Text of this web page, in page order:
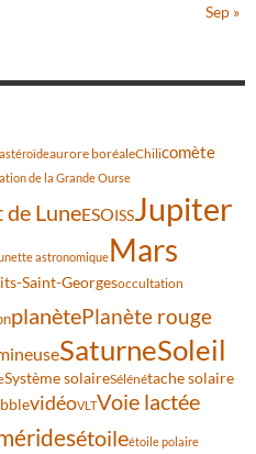
Sep »
astéroïdeaurore boréaleChilicomète
de la Grande Ourse
LuneESOISSJupiter
astronomiqueMars
Saint-Georgesoccultation
planètePlanète rouge
SaturneSoleil
Système solaireSélénétache solaire
vidéoVLTVoie lactée
étoileétoile polaire